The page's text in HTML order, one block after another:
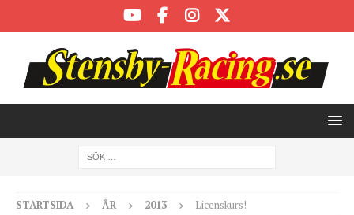
STARTSIDA ÅR 2013 Licenskurs!